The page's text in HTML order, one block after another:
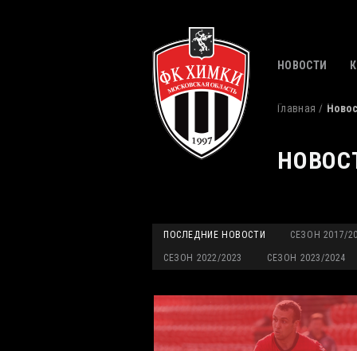
НОВОСТИ
Главная
ПОСЛЕДНИЕ НОВОСТИ СЕЗОН 2017/
СЕЗОН 2022/2023 СЕЗОН 2023/2024